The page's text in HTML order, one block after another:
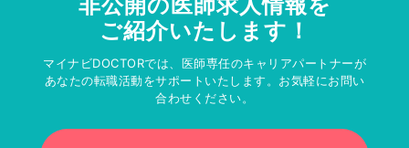
非公開の医師求人情報を
ご紹介いたします！
マイナビDOCTORでは、医師専任のキャリアパートナーが
あなたの転職活動をサポートいたします。お気軽にお問い
合わせください。